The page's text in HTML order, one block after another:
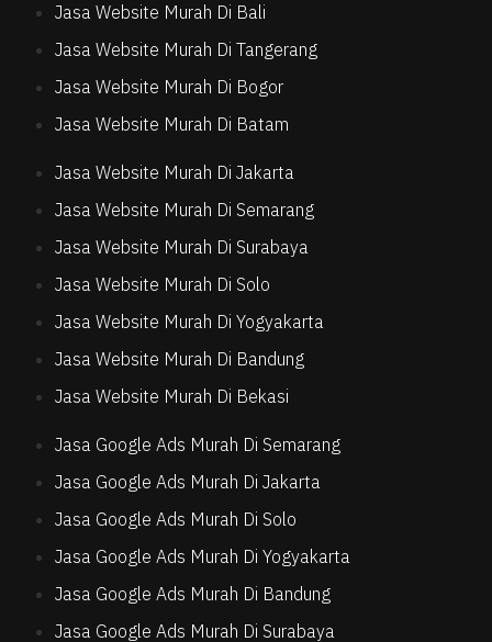
Jasa Website Murah Di Bali
Jasa Website Murah Di Tangerang
Jasa Website Murah Di Bogor
Jasa Website Murah Di Batam
Jasa Website Murah Di Jakarta
Jasa Website Murah Di Semarang
Jasa Website Murah Di Surabaya
Jasa Website Murah Di Solo
Jasa Website Murah Di Yogyakarta
Jasa Website Murah Di Bandung
Jasa Website Murah Di Bekasi
Jasa Google Ads Murah Di Semarang
Jasa Google Ads Murah Di Jakarta
Jasa Google Ads Murah Di Solo
Jasa Google Ads Murah Di Yogyakarta
Jasa Google Ads Murah Di Bandung
Jasa Google Ads Murah Di Surabaya